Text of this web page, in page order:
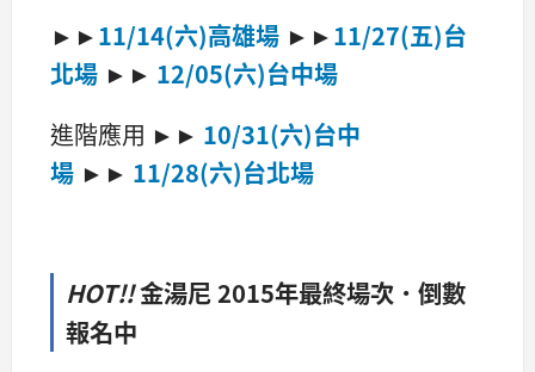
►►11/14(六)高雄場 ►►11/27(五)台
北場 ►► 12/05(六)台中場
進階應用 ►► 10/31(六)台中
場 ►► 11/28(六)台北場
HOT!!金湯尼 2015年最終場次．倒數
報名中